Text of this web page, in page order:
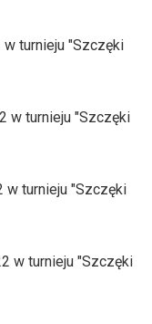
turnieju "Szczęki
w turnieju "Szczęki
w turnieju "Szczęki
w turnieju "Szczęki